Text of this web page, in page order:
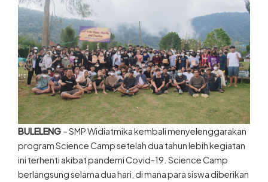
BULELENG – SMP Widiatmika kembali menyelenggarakan
program Science Camp setelah dua tahun lebih kegiatan
ini terhenti akibat pandemi Covid-19. Science Camp
berlangsung selama dua hari, di mana para siswa diberikan